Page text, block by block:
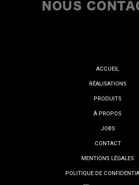
NOUS
ACCUEIL
RÉALISATIONS
PRODUITS
À PROPOS
JOBS
CONTACT
MENTIONS LÉGALES
POLITIQUE DE